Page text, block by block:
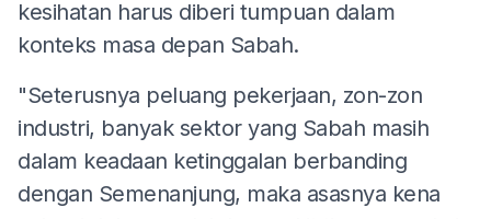
kesihatan harus diberi tumpuan dalam
konteks masa depan Sabah.
"Seterusnya peluang pekerjaan, zon-zon
industri, banyak sektor yang Sabah masih
dalam keadaan ketinggalan berbanding
dengan Semenanjung, maka asasnya kena